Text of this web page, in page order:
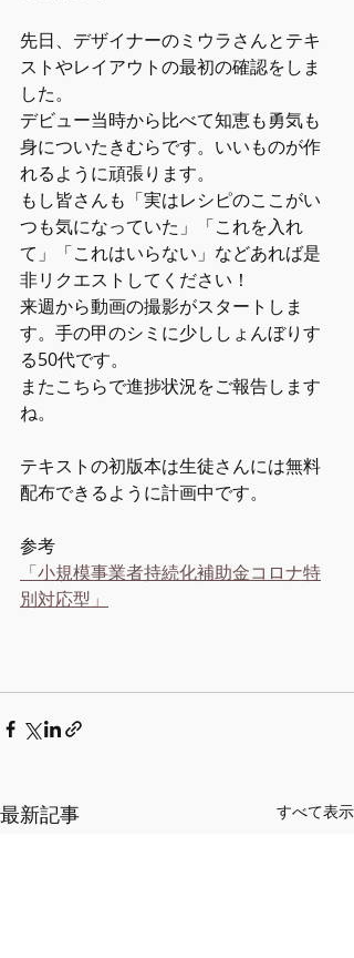
先日、デザイナーのミウラさんとテキ
ストやレイアウトの最初の確認をしま
した。
デビュー当時から比べて知恵も勇気も
身についたきむらです。いいものが作
れるように頑張ります。
もし皆さんも「実はレシピのここがい
つも気になっていた」「これを入れ
て」「これはいらない」などあれば是
非リクエストしてください！
来週から動画の撮影がスタートしま
す。手の甲のシミに少ししょんぼりす
る50代です。
またこちらで進捗状況をご報告します
ね。
テキストの初版本は生徒さんには無料
配布できるように計画中です。
参考
「小規模事業者持続化補助金コロナ特
別対応型」
最新記事 すべて表示